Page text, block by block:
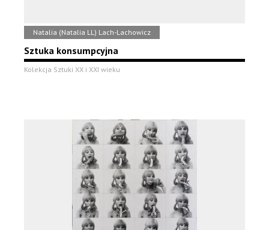
Natalia (Natalia LL) Lach-Lachowicz
Sztuka konsumpcyjna
Kolekcja Sztuki XX i XXI wieku